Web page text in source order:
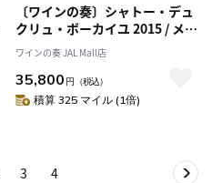
〔ワインの奏〕シャトー・デュ
クリュ・ボーカイユ 2015 / メド
ック格付け第２級シャトー
Deuxiemes Grands Crus
【RP(パーカーポイント)97点を
獲得！】
ワインの奏 JAL Mall店
35,800 円 （税込）
積算 325 マイル (1倍)
3 4